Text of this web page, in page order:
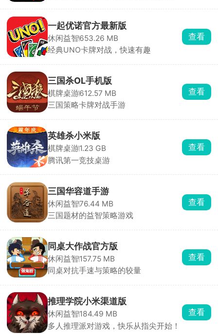
一起优诺官方最新版
休闲益智653.26 MB
经典UNO卡牌对战，快速有趣
查看
三国杀OL手机版
棋牌桌游612.57 MB
三国策略卡牌对战手游
查看
英雄杀小米版
棋牌桌游1.23 GB
腾讯第一竞技桌游
查看
三国华容道手游
休闲益智76.44 MB
三国题材的益智策略游戏
查看
同桌大作战官方版
休闲益智157.75 MB
同桌对抗手速与策略的较量
查看
推理学院小米渠道版
休闲益智184.49 MB
多人推理派对游戏，快乐从指尖开始！
查看